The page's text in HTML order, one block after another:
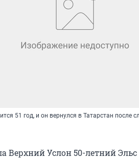
51 год, и он вернулся в Татарстан после
Верхний Услон 50-летний